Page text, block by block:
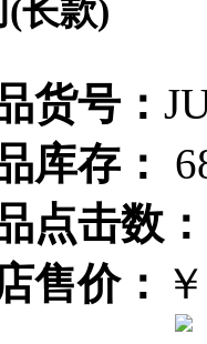
长款)
货号：
库存：
点击数：
售价：